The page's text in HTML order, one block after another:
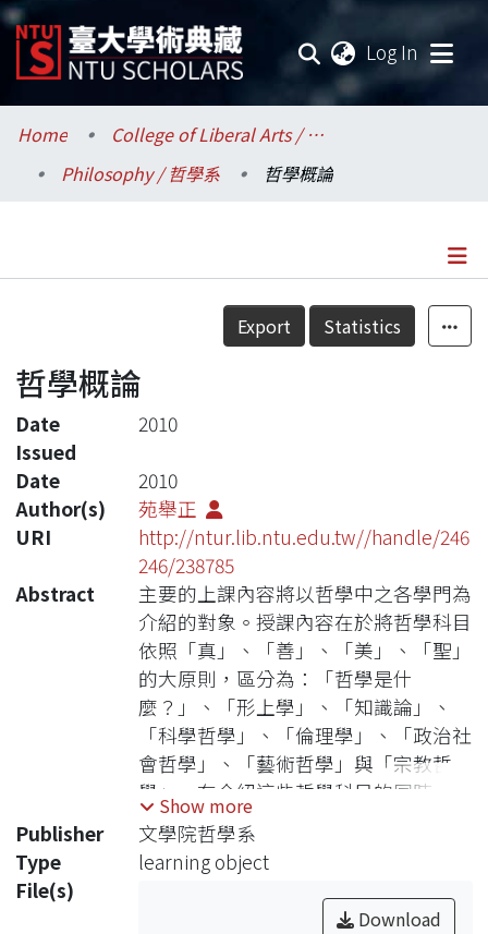
Log In
Communities & Collections
Research Outputs
Statistics
Home
College of Liberal Arts / 文學院
Philosophy / 哲學系
哲學概論
Details
Export Statistics
哲學概論
Date
Issued
2010
Date
2010
Author(s)
苑舉正
URI
http://ntur.lib.ntu.edu.tw//handle/246
246/238785
Abstract
主要的上課內容將以哲學中之各學門為
介紹的對象。授課內容在於將哲學科目
依照「真」、「善」、「美」、「聖」
的大原則，區分為：「哲學是什
麼？」、「形上學」、「知識論」、
「科學哲學」、「倫理學」、「政治社
會哲學」、「藝術哲學」與「宗教哲
學」。在介紹這些哲學科目的同時，我
們都會從西方哲學的「歷史傳統」、
「應用可能」以及「創造主題」住三種
方式作為評述的核心。
Show more
Publisher
文學院哲學系
Type
learning object
File(s)
Download